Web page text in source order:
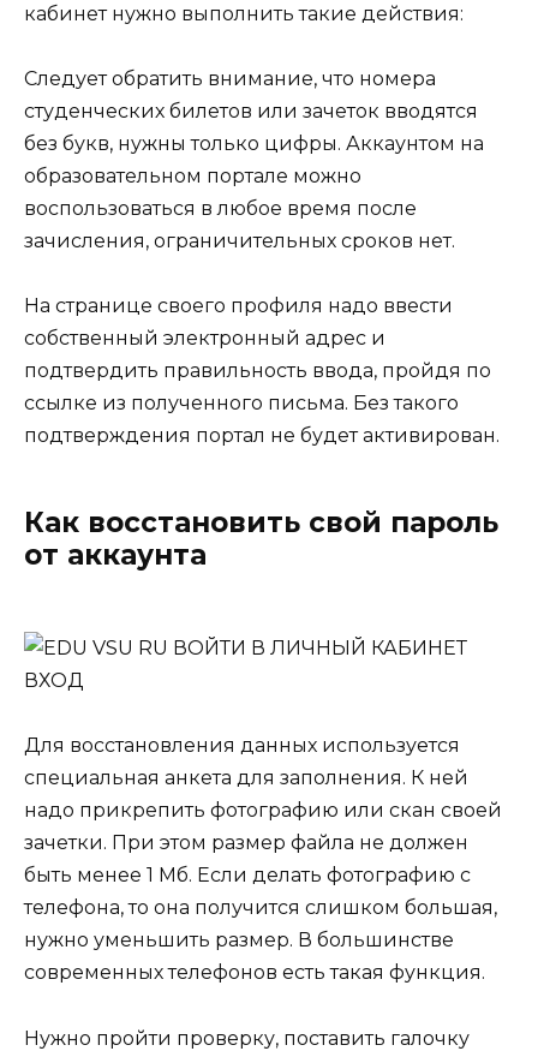
кабинет нужно выполнить такие действия:
Следует обратить внимание, что номера
студенческих билетов или зачеток вводятся
без букв, нужны только цифры. Аккаунтом на
образовательном портале можно
воспользоваться в любое время после
зачисления, ограничительных сроков нет.
На странице своего профиля надо ввести
собственный электронный адрес и
подтвердить правильность ввода, пройдя по
ссылке из полученного письма. Без такого
подтверждения портал не будет активирован.
Как восстановить свой пароль
от аккаунта
Для восстановления данных используется
специальная анкета для заполнения. К ней
надо прикрепить фотографию или скан своей
зачетки. При этом размер файла не должен
быть менее 1 Мб. Если делать фотографию с
телефона, то она получится слишком большая,
нужно уменьшить размер. В большинстве
современных телефонов есть такая функция.
Нужно пройти проверку, поставить галочку